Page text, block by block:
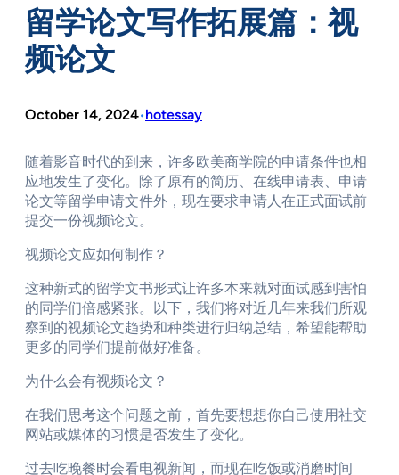
留学论文写作拓展篇：视
频论文
October 14, 2024•hotessay
随着影音时代的到来，许多欧美商学院的申请条件也相
应地发生了变化。除了原有的简历、在线申请表、申请
论文等留学申请文件外，现在要求申请人在正式面试前
提交一份视频论文。
视频论文应如何制作？
这种新式的留学文书形式让许多本来就对面试感到害怕
的同学们倍感紧张。以下，我们将对近几年来我们所观
察到的视频论文趋势和种类进行归纳总结，希望能帮助
更多的同学们提前做好准备。
为什么会有视频论文？
在我们思考这个问题之前，首先要想想你自己使用社交
网站或媒体的习惯是否发生了变化。
过去吃晚餐时会看电视新闻，而现在吃饭或消磨时间